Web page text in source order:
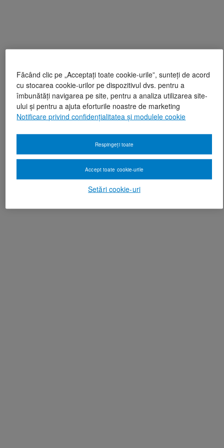
Făcând clic pe „Acceptați toate cookie-urile”, sunteți de acord
cu stocarea cookie-urilor pe dispozitivul dvs. pentru a
îmbunătăți navigarea pe site, pentru a analiza utilizarea site-
ului și pentru a ajuta eforturile noastre de marketing
Notificare privind confidențialitatea și modulele cookie
Setări cookie-uri
Respingeți toate
Accept toate cookie-urile